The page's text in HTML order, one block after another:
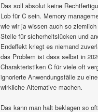
Das soll absolut keine
Lob für C sein. Memory
wie wir ja wissen auch so
Stelle für sicherheitslücken und
Endeffekt kriegt es niemand
das Problem ist dass selbst in
Charakteristiken C für viele oft
ignorierte Anwendungsfälle zu
wirkliche Alternative machen.
Das kann man halt beklagen so